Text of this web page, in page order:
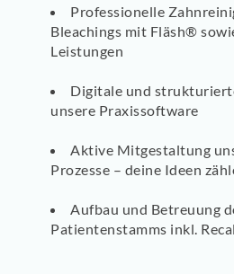
Professionelle
Bleachings mit Fläsh®
Leistungen
Digitale und
unsere Praxissoftware
Aktive Mitgestaltung
Prozesse – deine Ideen
Aufbau und Betreuung
Patientenstamms inkl.